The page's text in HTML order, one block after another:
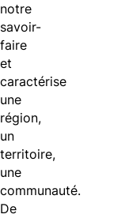
notre
savoir-
faire
et
caractérise
une
région,
un
territoire,
une
communauté.
De